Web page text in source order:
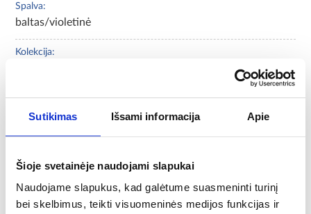
Sutikimas Išsami informacija Apie
Šioje svetainėje naudojami slapukai
Naudojame slapukus, kad galėtume suasmeninti turinį
bei skelbimus, teikti visuomeninės medijos funkcijas ir
Spalva:
baltas/violetinė
Kolekcija:
Priekinių dalių spalva:
baltas/violetinė
baltas/violetinė
Fasado medžiaga:
medžio drožlių plokštė laminuota